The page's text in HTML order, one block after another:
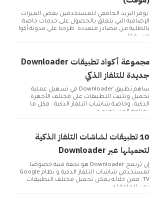
يوفر البريد الجامعي للمستخدمين بعض الميزات
الإضافية التي تتعلق بالحصول على خدمات خاصة
بالطلبة من مصادر متعددة. طرحنا على مدونة أكوا
ويب مقا...
مجموعة أكواد تطبيقات Downloader
جديدة للتلفاز الذكي
ساهم تطبيق Downloader في تسهيل عملية
تحميل وتثبيت التطبيقات على مختلف الأجهزة
الذكية، وخاصة شاشات التلفاز الذكية . فكل ما
يحتاجه المستخدم ه...
10 تطبيقات لشاشات التلفاز الذكية
لتحميلها عبر Downloader
إن بُريمج Downloader هو تحفة فنية خصوصًا
لمستخدمي شاشات التلفاز الذكية و نظام Google
TV. فمن خلاله يمكن تحميل مختلف التطبيقات
دون الحاجة لم...